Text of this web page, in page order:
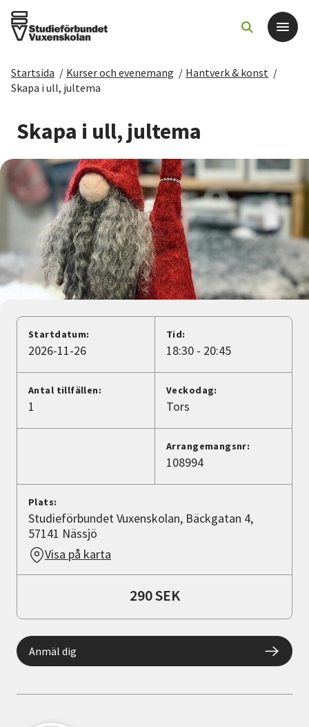
Det här gör vi
För dig som
Sök kurser och evenemang
Om SV
Starta studiecirkel
Cirkelledare
Nyheter
Avdelningar
Lyssna
Startsida / Kurser och evenemang / Hantverk & konst /
Skapa i ull, jultema
Skapa i ull, jultema
Startdatum:
2026-11-26
Tid:
18:30 - 20:45
Antal tillfällen:
1
Veckodag:
Tors
Arrangemangsnr:
108994
Plats:
Studieförbundet Vuxenskolan, Bäckgatan 4,
57141 Nässjö
Visa på karta
290 SEK
Anmäl dig